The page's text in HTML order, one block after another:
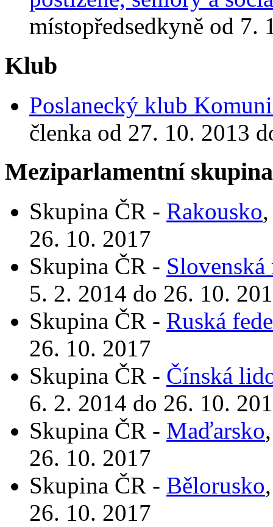
místopředsedkyně od 7.
Klub
Poslanecký klub
členka od 27. 10. 2013
Meziparlamentní
Skupina ČR - Rakousko
26. 10. 2017
Skupina ČR -
5. 2. 2014 do 26. 10.
Skupina ČR - Ruská
26. 10. 2017
Skupina ČR - Čínská
6. 2. 2014 do 26. 10.
Skupina ČR - Maďarsko
26. 10. 2017
Skupina ČR - Bělorusko
26. 10. 2017